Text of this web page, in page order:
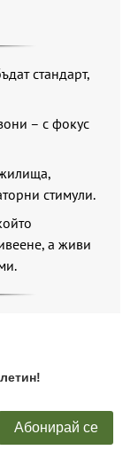
стандарт,
– с фокус
стимули.
а живи